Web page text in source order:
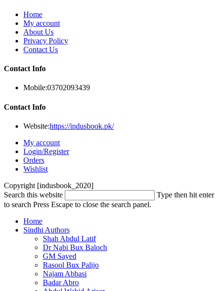
Home
My account
About Us
Privacy Policy
Contact Us
Contact Info
Mobile:03702093439
Contact Info
Website:https://indusbook.pk/
My account
Login/Register
Orders
Wishlist
Copyright [indusbook_2020]
Search this website
Type then hit enter
to search Press Escape to close the search panel.
Home
Sindhi Authors
Shah Abdul Latif
Dr Nabi Bux Baloch
GM Sayed
Rasool Bux Palijo
Najam Abbasi
Badar Abro